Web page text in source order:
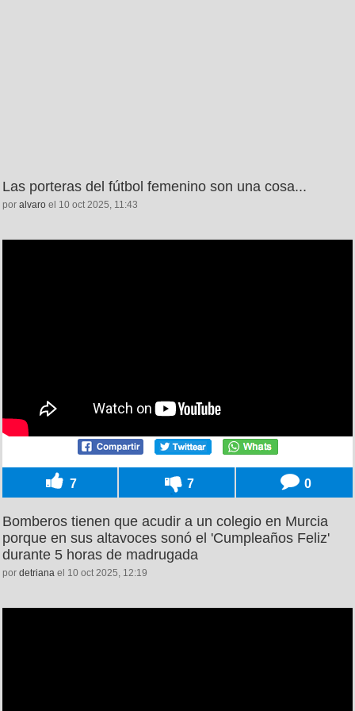
Las porteras del fútbol femenino son una cosa...
por alvaro el 10 oct 2025, 11:43
7 7 0
Bomberos tienen que acudir a un colegio en Murcia
porque en sus altavoces sonó el 'Cumpleaños Feliz'
durante 5 horas de madrugada
por detriana el 10 oct 2025, 12:19